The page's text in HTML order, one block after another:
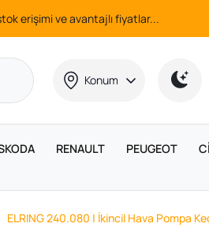
erişimi ve avantajlı fiyatlar...
Konum
RENAULT PEUGEOT
ELRING 240.080 | İkincil Hava Pompa